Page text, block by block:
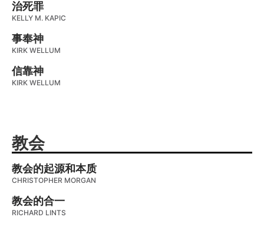
治死罪
KELLY M. KAPIC
事奉神
KIRK WELLUM
信靠神
KIRK WELLUM
教会
教会的起源和本质
CHRISTOPHER MORGAN
教会的合一
RICHARD LINTS